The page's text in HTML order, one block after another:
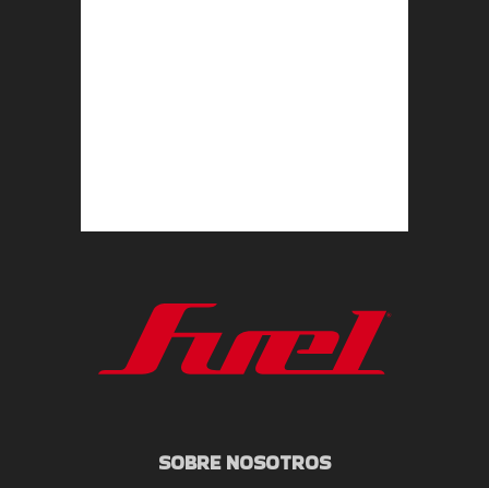
SOBRE NOSOTROS